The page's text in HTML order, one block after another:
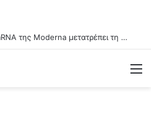
Πώς το νέο εμβόλιο mRNA της Moderna μετατρέπει τη γιαγιά σε βιολογικό όπλο